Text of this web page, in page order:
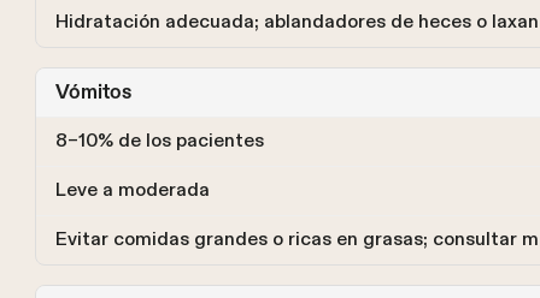
Hidratación adecuada; ablandadores de heces o
Vómitos
8–10% de los pacientes
Leve a moderada
Evitar comidas grandes o ricas en grasas; consultar